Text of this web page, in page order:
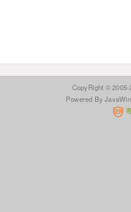
CopyRight ©
Powered By